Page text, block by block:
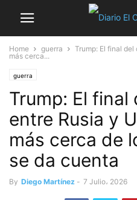
Home guerra
Trump: El final
más cerca...
guerra
Trump: El
entre Rusia y
más cerca de
se da cuenta
By Diego Martínez - 7 Julio، 2026